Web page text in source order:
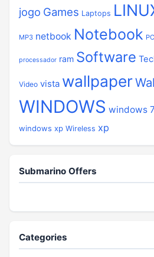
jogo Games Laptops
MP3 netbook Notebook PC
processador ram Software
Video vista wallpaper
WINDOWS windows 7
windows xp Wireless xp
Submarino Offers
Categories